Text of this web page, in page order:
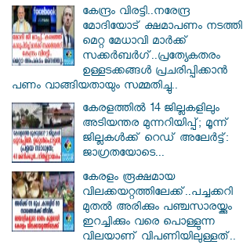
കേന്ദ്രം വിരട്ടി..നരേന്ദ്ര
മോദിയോട് ക്ഷമാപണം നടത്തി
മെറ്റ മേധാവി മാർക്ക്
സക്കർബർ​ഗ്..പ്രത്യേകതരം
ഉള്ളടക്കങ്ങൾ പ്രചരിപ്പിക്കാൻ
പണം വാങ്ങിയതായും സമ്മതിച്ചു..
കേരളത്തിൽ 14 ജില്ലകളിലും
അടിയന്തര മുന്നറിയിപ്പ്; മൂന്ന്
ജില്ലകൾക്ക് റെഡ് അലേർട്ട്:
ജാഗ്രതയോടെ...
കേരളം രൂക്ഷമായ
വിലക്കയറ്റത്തിലേക്ക്..പച്ചക്കറി
മുതൽ അരിക്കും പഞ്ചസാരയ്ക്കും
ഇറച്ചിക്കും വരെ പൊള്ളുന്ന
വിലയാണ് വിപണിയിലുള്ളത്..